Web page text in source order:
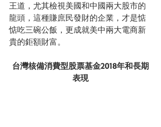
王道，尤其檢視美國和中國兩大股市的
龍頭，這種賺庶民發財的企業，才是惦
惦吃三碗公飯，更成就美中兩大電商新
貴的鉅額財富。
台灣核備消費型股票基金2018年和長期
表現